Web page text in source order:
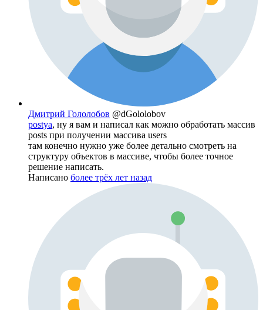
Дмитрий Гололобов @dGololobov
postya, ну я вам и написал как можно обработать массив
posts при получении массива users
там конечно нужно уже более детально смотреть на
структуру объектов в массиве, чтобы более точное
решение написать.
Написано более трёх лет назад